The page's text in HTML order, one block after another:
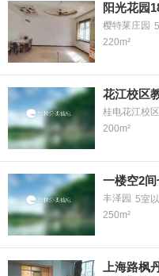
阳光花园
樱特莱庄园
220m²
花江校区
桂电花江校
200m²
一楼空2
丰泽园 5室
250m²
上海路枫